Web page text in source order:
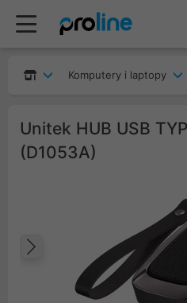
Komputery i laptopy
Unitek HUB USB
(D1053A)
Poprzedni